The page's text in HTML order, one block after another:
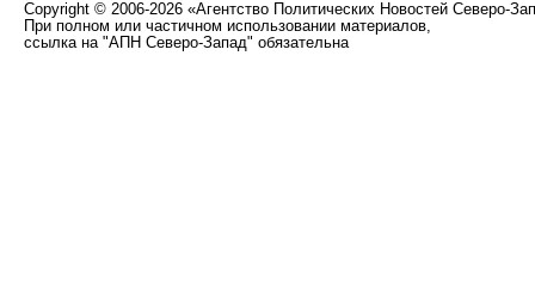
Copyright © 2006-2026 «Агентство Политических Новостей Северо-
При полном или частичном использовании материалов,
ссылка на "АПН Северо-Запад" обязательна